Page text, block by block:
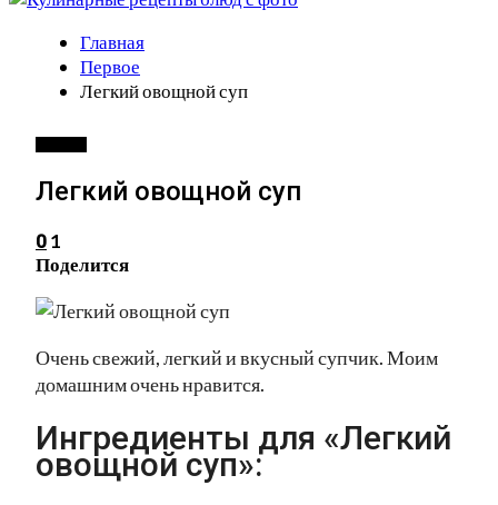
Главная
Первое
Легкий овощной суп
Легкий овощной суп
0 1
Поделится
Очень свежий, легкий и вкусный супчик. Моим
домашним очень нравится.
Ингредиенты для «Легкий
овощной суп»: